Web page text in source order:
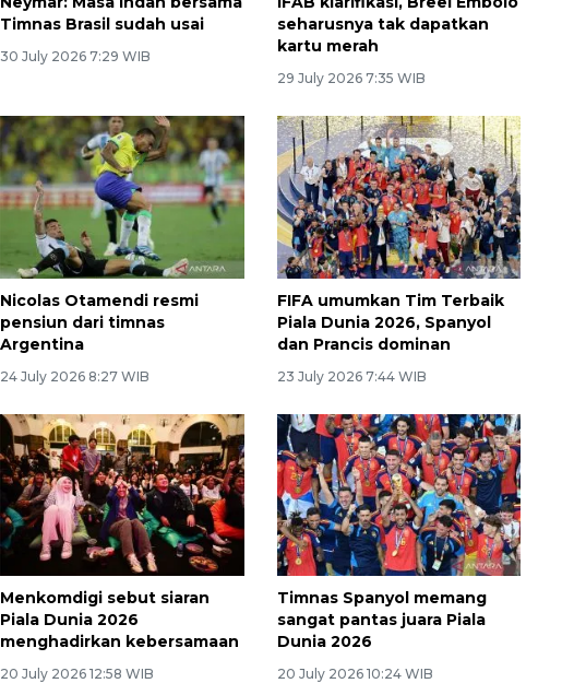
Timnas Brasil sudah usai
30 July 2026 7:29 WIB
seharusnya tak dapatkan
kartu merah
29 July 2026 7:35 WIB
Nicolas Otamendi resmi
pensiun dari timnas
Argentina
24 July 2026 8:27 WIB
FIFA umumkan Tim Terbaik
Piala Dunia 2026, Spanyol
dan Prancis dominan
23 July 2026 7:44 WIB
Menkomdigi sebut siaran
Piala Dunia 2026
menghadirkan kebersamaan
20 July 2026 12:58 WIB
Timnas Spanyol memang
sangat pantas juara Piala
Dunia 2026
20 July 2026 10:24 WIB